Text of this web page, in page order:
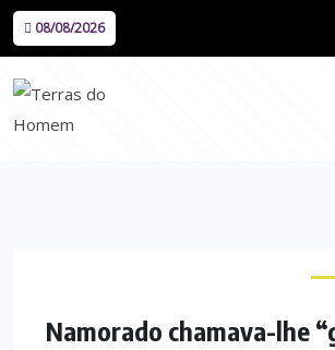
08/08/2026
Namorado chamava-lhe